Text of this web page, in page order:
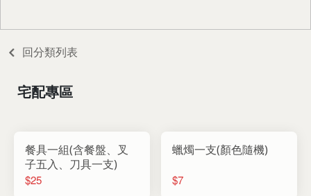
回分類列表
餐具一組(含餐盤、叉
子五入、刀具一支)
$25
蠟燭一支(顏色隨機)
$7
宅配專區